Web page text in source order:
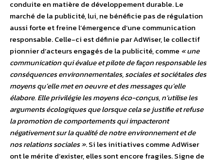
conduite en matière de développement durable. Le
marché de la publicité, lui, ne bénéficie pas de régulation
aussi forte et freine l’émergence d’une communication
responsable. Celle-ci est définie par AdWiser, le collectif
pionnier d’acteurs engagés de la publicité, comme « une
communication qui évalue et pilote de façon responsable les
conséquences environnementales, sociales et sociétales des
moyens qu’elle met en oeuvre et des messages qu’elle
élabore. Elle privilégie les moyens éco-conçus, n’utilise les
arguments écologiques que lorsque cela se justifie et refuse
la promotion de comportements qui impacteront
négativement sur la qualité de notre environnement et de
nos relations sociales ». Si les initiatives comme AdWiser
ont le mérite d’exister, elles sont encore fragiles. Signe de